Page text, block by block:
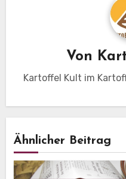
Von
Kartoffel Kult im
Ähnlicher Beitrag